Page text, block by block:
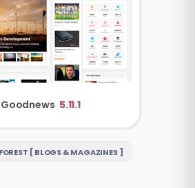
Goodnews 5.11.1
[ BLOGS & MAGAZINES ]